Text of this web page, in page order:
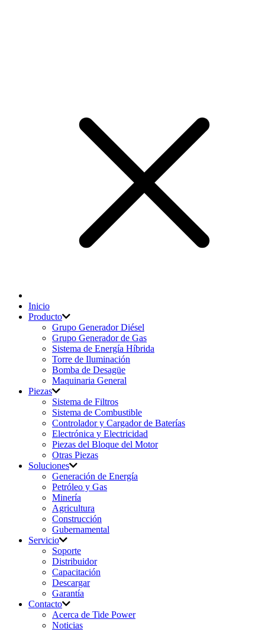
Inicio
Producto
Grupo Generador Diésel
Grupo Generador de Gas
Sistema de Energía Híbrida
Torre de Iluminación
Bomba de Desagüe
Maquinaria General
Piezas
Sistema de Filtros
Sistema de Combustible
Controlador y Cargador de Baterías
Electrónica y Electricidad
Piezas del Bloque del Motor
Otras Piezas
Soluciones
Generación de Energía
Petróleo y Gas
Minería
Agricultura
Construcción
Gubernamental
Servicio
Soporte
Distribuidor
Capacitación
Descargar
Garantía
Contacto
Acerca de Tide Power
Noticias